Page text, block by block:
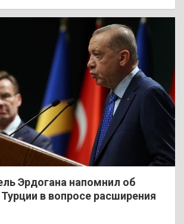
Эрдогана напомнил об
в вопросе расширения